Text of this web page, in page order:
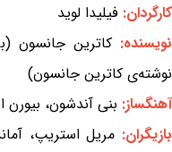
کارگردان: فیلیدا لوید
نویسنده: کاترین جانسون
نوشته‌ی کاترین جانسون)
آهنگساز: بنی آندشون، بیورن
بازیگران: مریل استریپ،